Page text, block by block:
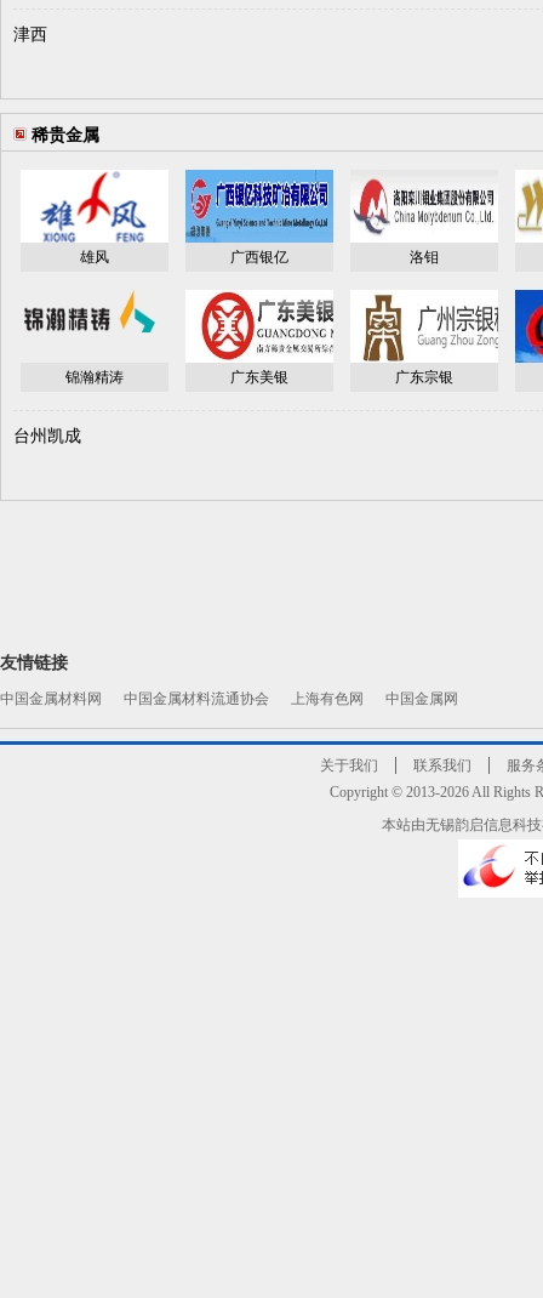
津西
稀贵金属
雄风 广西银亿 洛钼
锦瀚精涛 广东美银 广东宗银
台州凯成
友情链接
中国金属材料网 中国金属材料流通协会 上海有色网 中国金属网
关于我们 联系我们
服务
Copyright © 2013-2026 All Rights
本站由无锡韵启信息科